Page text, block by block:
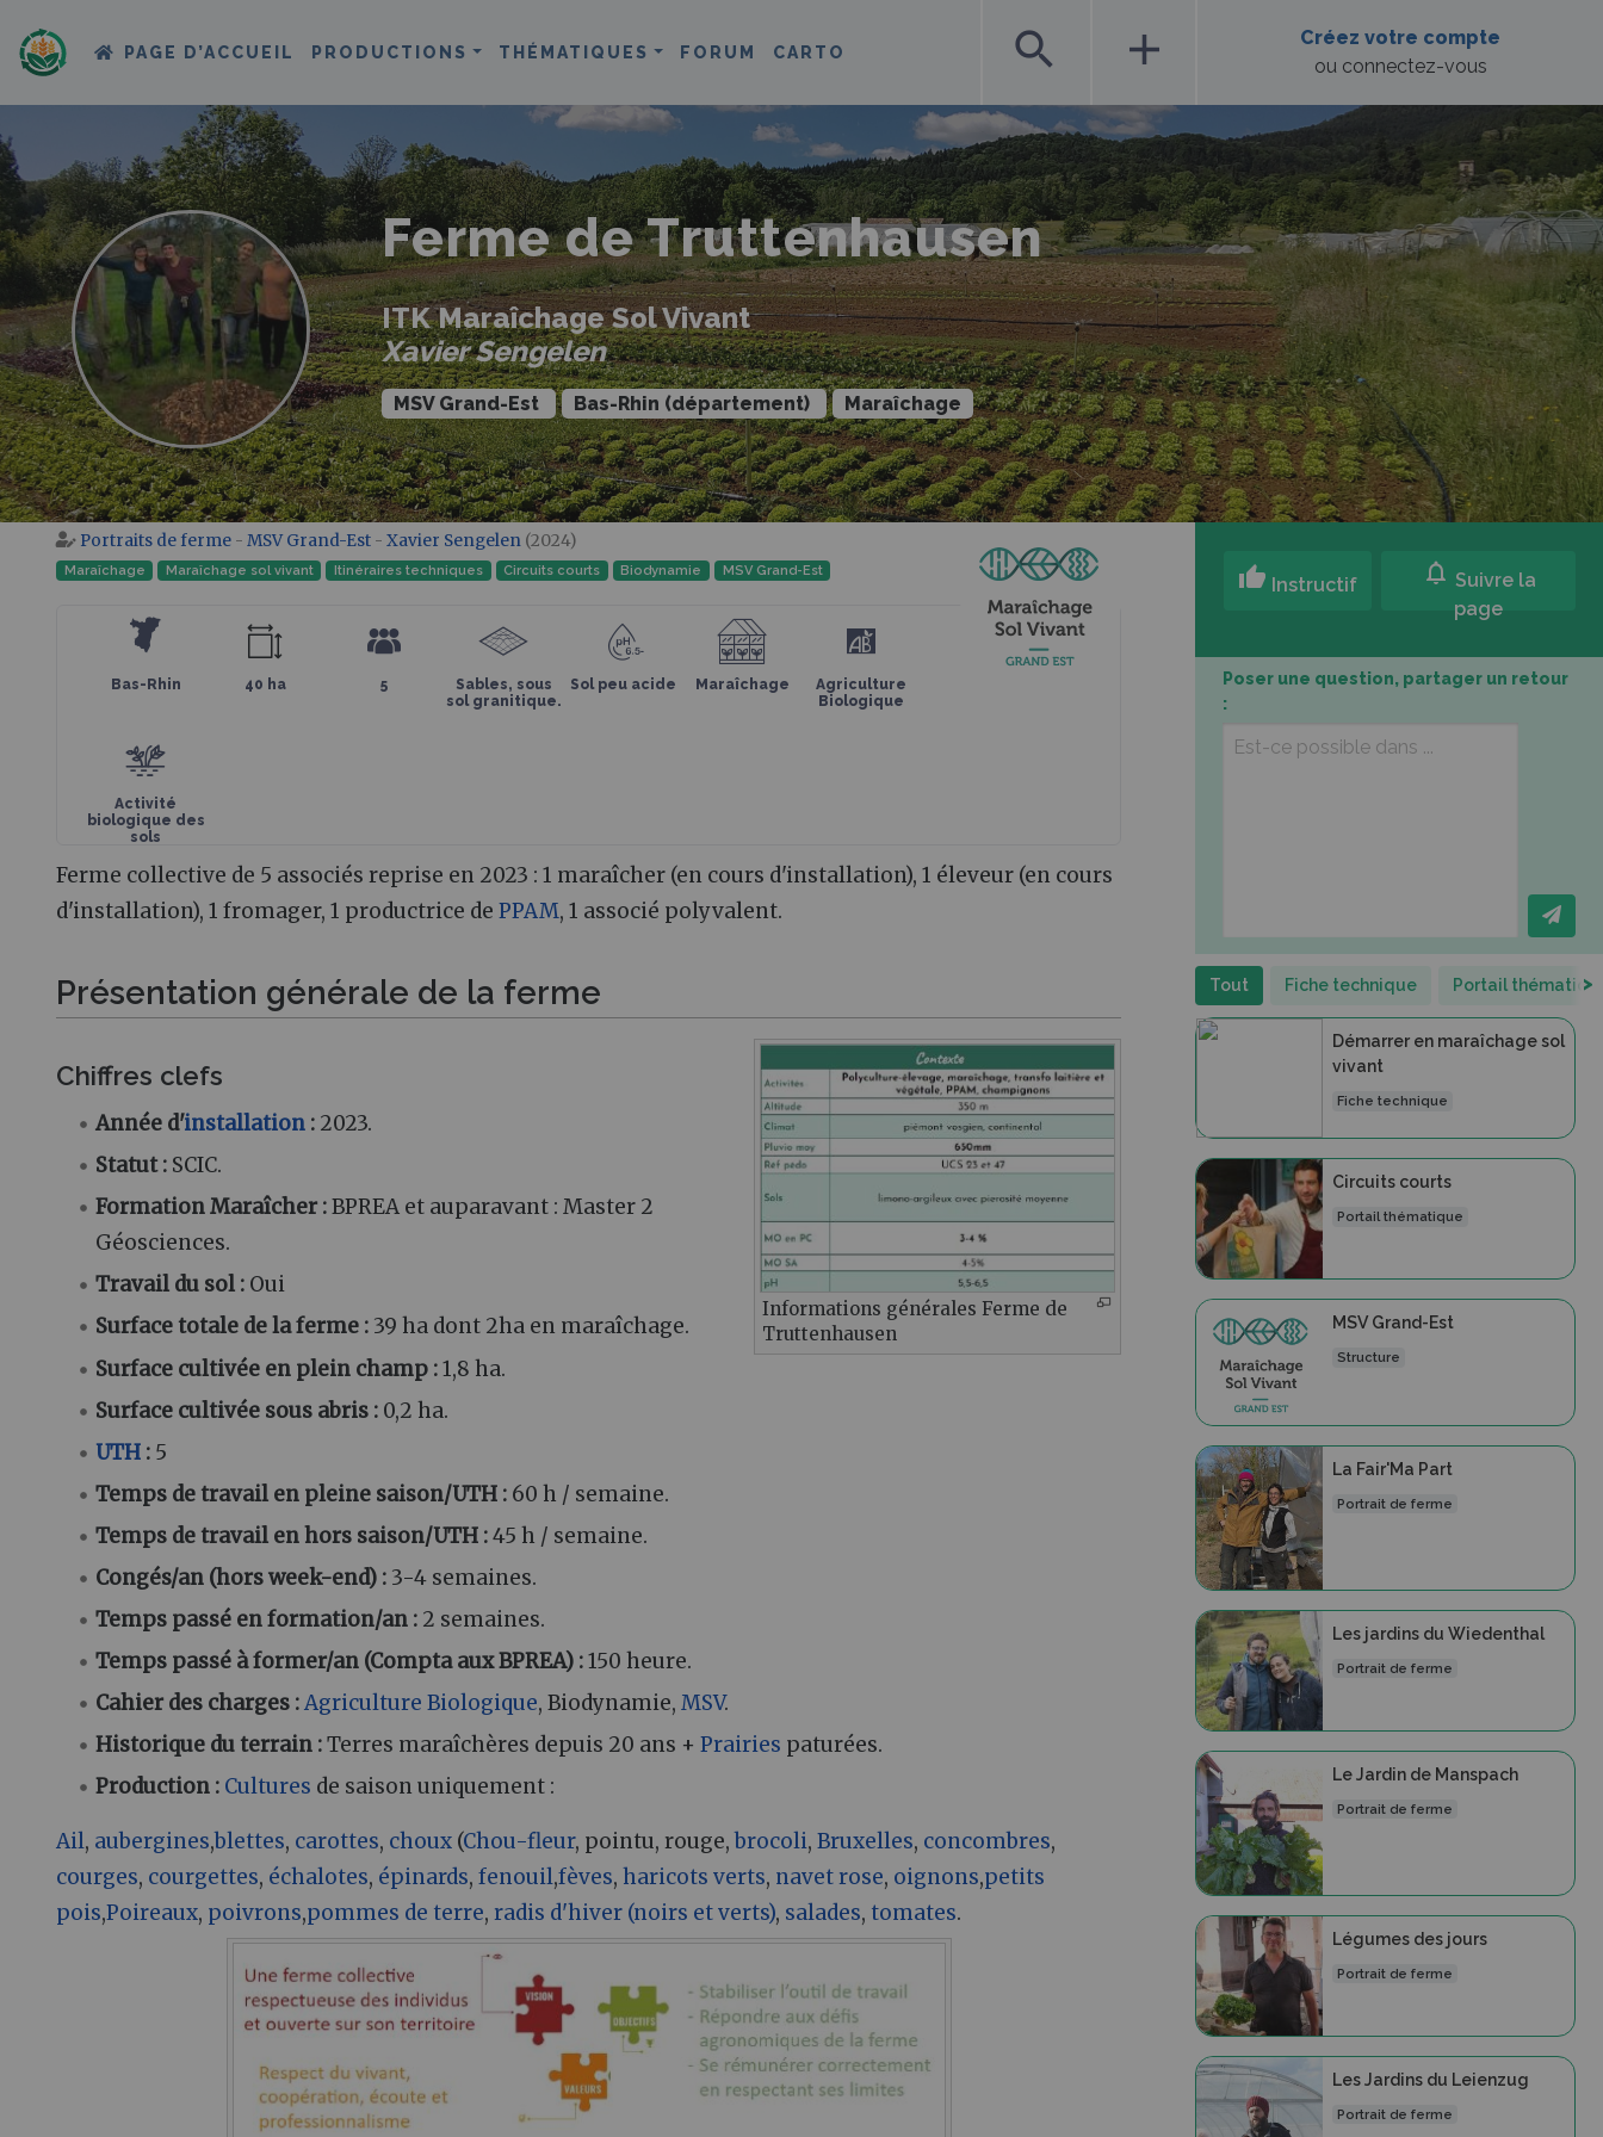
PAGE D’ACCUEIL PRODUCTIONS THÉMATIQUES FORUM CARTO search add
Créez votre compte
ou connectez-vous
Ferme de Truttenhausen
ITK Maraîchage Sol Vivant
Xavier Sengelen
MSV Grand-Est Bas-Rhin (département) Maraîchage
Aller à :navigation,rechercher
Portraits de ferme - MSV Grand-Est - Xavier Sengelen (2024)
Maraîchage Maraîchage sol vivant Itinéraires techniques Circuits courts Biodynamie MSV Grand-Est
Bas-Rhin 40 ha 5
Sables, sous
sol granitique.
Sol peu acide Maraîchage
Agriculture
Biologique
Activité
biologique des
sols
Ferme collective de 5 associés reprise en 2023 : 1 maraîcher (en cours d'installation), 1 éleveur (en cours
d'installation), 1 fromager, 1 productrice de PPAM, 1 associé polyvalent.
Présentation générale de la ferme
Informations générales Ferme de
Truttenhausen
Chiffres clefs
Année d'installation : 2023.
Statut : SCIC.
Formation Maraîcher :BPREA et auparavant : Master 2
Géosciences.
Travail du sol : Oui
Surface totale de la ferme : 39 ha dont 2ha en maraîchage.
Surface cultivée en plein champ :1,8 ha.
Surface cultivée sous abris : 0,2 ha.
UTH : 5
Temps de travail en pleine saison/UTH : 60 h / semaine.
Temps de travail en hors saison/UTH :45 h / semaine.
Congés/an (hors week-end) : 3-4 semaines.
Temps passé en formation/an : 2 semaines.
Temps passé à former/an (Compta aux BPREA) :150 heure.
Cahier des charges :Agriculture Biologique, Biodynamie,MSV.
Historique du terrain :Terres maraîchères depuis 20 ans +Prairies paturées.
Production : Cultures de saison uniquement :
Ail, aubergines,blettes, carottes, choux (Chou-fleur, pointu, rouge,brocoli, Bruxelles, concombres,
courges, courgettes, échalotes, épinards, fenouil,fèves, haricots verts, navet rose, oignons,petits
pois,Poireaux, poivrons,pommes de terre, radis d'hiver (noirs et verts), salades, tomates.
thumb_up Instructif notifications Suivre la
page
Poser une question, partager un retour
:
Tout Fiche technique Portail >
Démarrer en maraîchage sol
vivant
Fiche technique
Circuits courts
Portail thématique
MSV Grand-Est
Structure
La Fair'Ma Part
Portrait de ferme
Les jardins du Wiedenthal
Portrait de ferme
Le Jardin de Manspach
Portrait de ferme
Légumes des jours
Portrait de ferme
Les Jardins du Leienzug
Portrait de ferme